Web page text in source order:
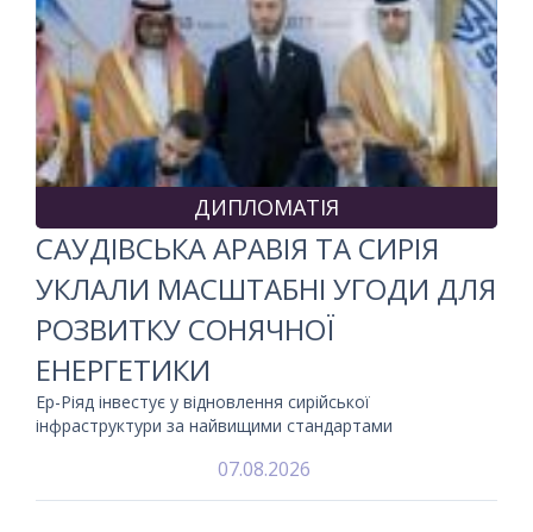
ДИПЛОМАТІЯ
САУДІВСЬКА АРАВІЯ ТА СИРІЯ
УКЛАЛИ МАСШТАБНІ УГОДИ ДЛЯ
РОЗВИТКУ СОНЯЧНОЇ
ЕНЕРГЕТИКИ
Ер-Ріяд інвестує у відновлення сирійської
інфраструктури за найвищими стандартами
07.08.2026